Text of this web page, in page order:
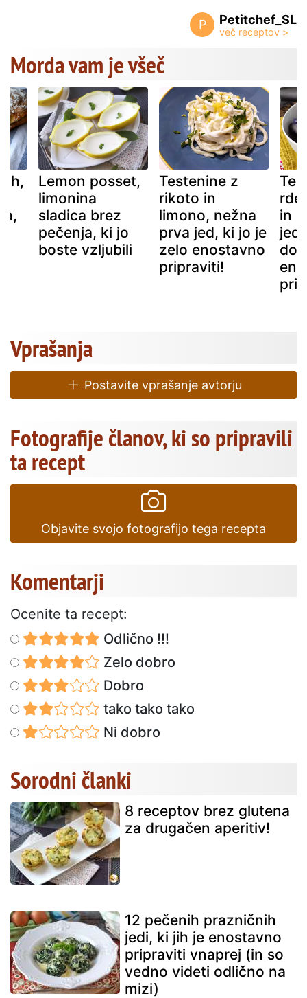
P Petitchef_SL
Morda vam je všeč
Lemon posset,
limonina
sladica brez
pečenja, ki jo
boste vzljubili
Testenine z
rikoto in
limono, nežna
prva jed, ki jo je
zelo enostavno
pripraviti!
in
Vprašanja
Postavite vprašanje avtorju
Fotografije članov, ki so pripravili
ta recept
Objavite svojo fotografijo tega recepta
Komentarji
Ocenite ta recept:
Odlično !!!
Zelo dobro
Dobro
tako tako tako
Ni dobro
Sorodni članki
8 receptov brez glutena
za drugačen aperitiv!
12 pečenih prazničnih
jedi, ki jih je enostavno
pripraviti vnaprej (in so
vedno videti odlično na
mizi)